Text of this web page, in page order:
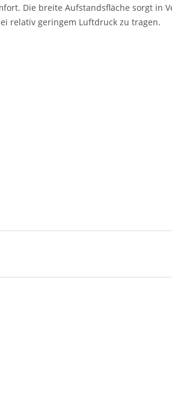
Die breite Aufstandsfläche sorgt in
relativ geringem Luftdruck zu tragen.